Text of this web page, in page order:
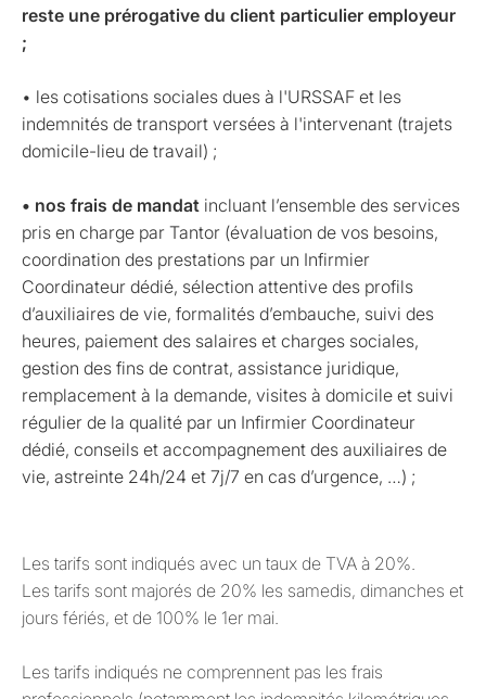
reste une prérogative du client particulier employeur
;
• les cotisations sociales dues à l'URSSAF et les
indemnités de transport versées à l'intervenant (trajets
domicile-lieu de travail) ;
• nos frais de mandat incluant l’ensemble des services
pris en charge par Tantor (évaluation de vos besoins,
coordination des prestations par un Infirmier
Coordinateur dédié, sélection attentive des profils
d’auxiliaires de vie, formalités d’embauche, suivi des
heures, paiement des salaires et charges sociales,
gestion des fins de contrat, assistance juridique,
remplacement à la demande, visites à domicile et suivi
régulier de la qualité par un Infirmier Coordinateur
dédié, conseils et accompagnement des auxiliaires de
vie, astreinte 24h/24 et 7j/7 en cas d’urgence, …) ;
Les tarifs sont indiqués avec un taux de TVA à 20%.
Les tarifs sont majorés de 20% les samedis, dimanches et
jours fériés, et de 100% le 1er mai.
Les tarifs indiqués ne comprennent pas les frais